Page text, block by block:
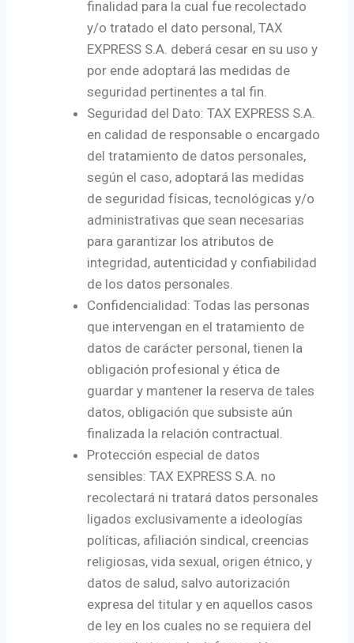
finalidad para la cual fue recolectado
y/o tratado el dato personal, TAX
EXPRESS S.A. deberá cesar en su uso y
por ende adoptará las medidas de
seguridad pertinentes a tal fin.
Seguridad del Dato: TAX EXPRESS S.A.
en calidad de responsable o encargado
del tratamiento de datos personales,
según el caso, adoptará las medidas
de seguridad físicas, tecnológicas y/o
administrativas que sean necesarias
para garantizar los atributos de
integridad, autenticidad y confiabilidad
de los datos personales.
Confidencialidad: Todas las personas
que intervengan en el tratamiento de
datos de carácter personal, tienen la
obligación profesional y ética de
guardar y mantener la reserva de tales
datos, obligación que subsiste aún
finalizada la relación contractual.
Protección especial de datos
sensibles: TAX EXPRESS S.A. no
recolectará ni tratará datos personales
ligados exclusivamente a ideologías
políticas, afiliación sindical, creencias
religiosas, vida sexual, origen étnico, y
datos de salud, salvo autorización
expresa del titular y en aquellos casos
de ley en los cuales no se requiera del